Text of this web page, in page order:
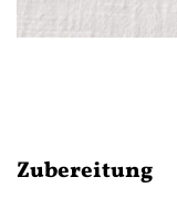
Zubereitung